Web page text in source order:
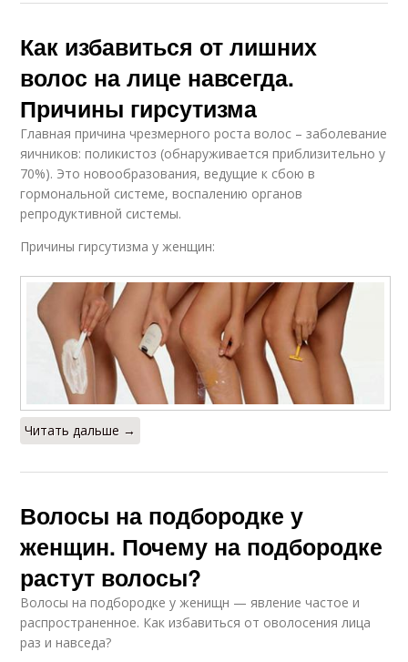
Как избавиться от лишних
волос на лице навсегда.
Причины гирсутизма
Главная причина чрезмерного роста волос – заболевание
яичников: поликистоз (обнаруживается приблизительно у
70%). Это новообразования, ведущие к сбою в
гормональной системе, воспалению органов
репродуктивной системы.
Причины гирсутизма у женщин:
Читать дальше →
Волосы на подбородке у
женщин. Почему на подбородке
растут волосы?
Волосы на подбородке у женищн — явление частое и
распространенное. Как избавиться от оволосения лица
раз и навседа?